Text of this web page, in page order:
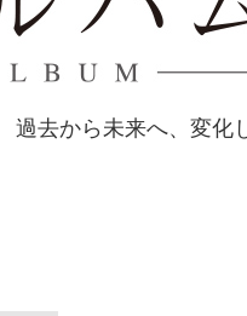
去から未来へ、変化